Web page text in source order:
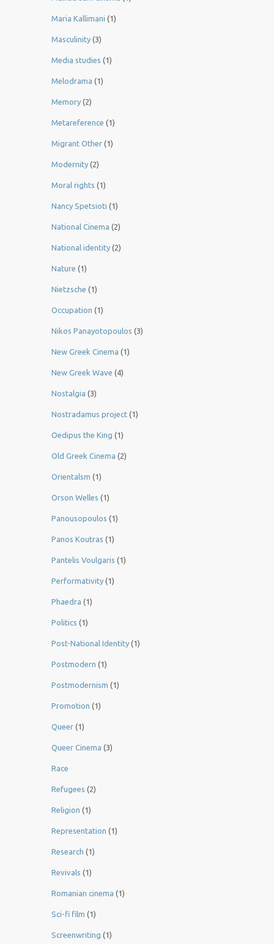
Maria Kallimani (1)
Masculinity (3)
Media studies (1)
Melodrama (1)
Memory (2)
Metareference (1)
Migrant Other (1)
Modernity (2)
Moral rights (1)
Nancy Spetsioti (1)
National Cinema (2)
National identity (2)
Nature (1)
Nietzsche (1)
Occupation (1)
Nikos Panayotopoulos (3)
New Greek Cinema (1)
New Greek Wave (4)
Nostalgia (3)
Nostradamus project (1)
Oedipus the King (1)
Old Greek Cinema (2)
Orientalsm (1)
Orson Welles (1)
Panousopoulos (1)
Panos Koutras (1)
Pantelis Voulgaris (1)
Performativity (1)
Phaedra (1)
Politics (1)
Post-National Identity (1)
Postmodern (1)
Postmodernism (1)
Promotion (1)
Queer (1)
Queer Cinema (3)
Race
Refugees (2)
Religion (1)
Representation (1)
Research (1)
Revivals (1)
Romanian cinema (1)
Sci-fi film (1)
Screenwriting (1)